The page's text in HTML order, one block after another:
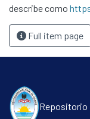
describe como
Full item page
Repositorio